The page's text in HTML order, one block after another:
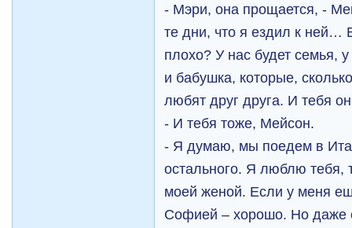
- Мэри, она прощается, -
те дни, что я ездил к ней…
плохо? У нас будет семья,
и бабушка, которые,
любят друг друга. И тебя
- И тебя тоже, Мейсон.
- Я думаю, мы поедем в
остального. Я люблю тебя,
моей женой. Если у меня
Софией – хорошо. Но даже